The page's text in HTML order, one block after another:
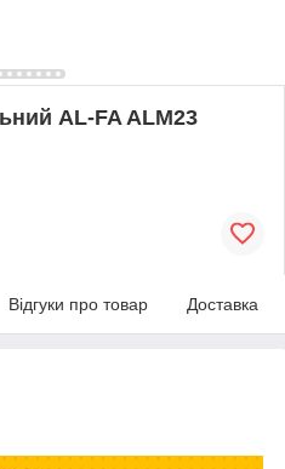
AL-FA ALM23
Відгуки про товар Доставка